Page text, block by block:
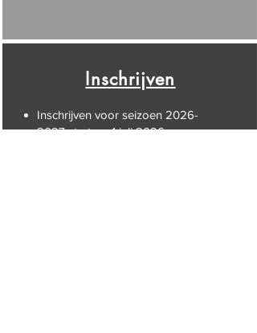
Inschrijven
Inschrijven voor seizoen 2026-
2027start op 1 juli 2026 voor